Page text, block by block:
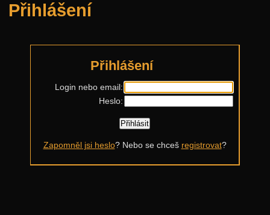
Přihlášení
Přihlášení
Login nebo email:
Heslo:
Zapomněl jsi heslo? Nebo se chceš registrovat?
Historické akce